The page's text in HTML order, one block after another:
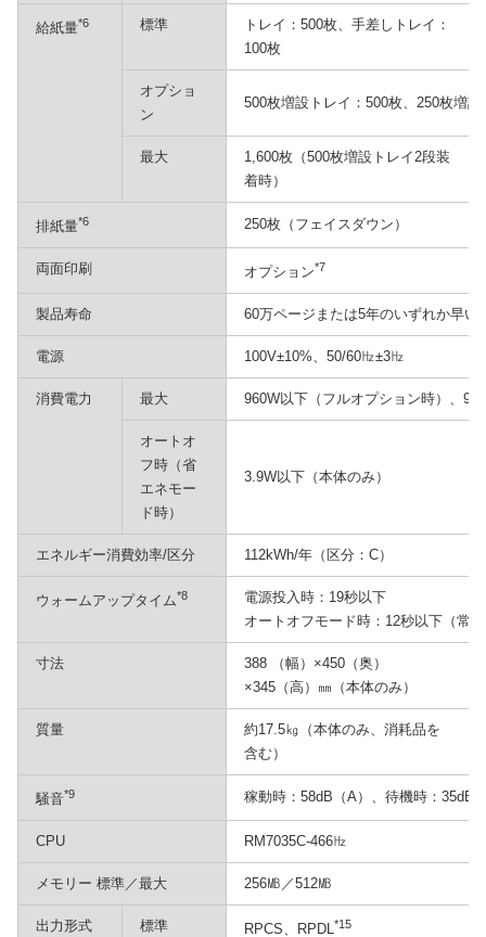
給紙量*6 標準
トレイ：500枚、手差しトレイ：
100枚
オプショ
ン
500枚増設トレイ：500枚、250枚増
最大
1,600枚（500枚増設トレイ2段装
着時）
排紙量*6 250枚（フェイスダウン）
両面印刷 オプション*7
製品寿命 60万ページまたは5年のいずれか早い
電源 100V±10%、50/60㎐±3㎐
消費電力 最大 960W以下（フルオプション時）、
オートオ
フ時（省
エネモー
ド時）
3.9W以下（本体のみ）
エネルギー消費効率/区分 112kWh/年（区分：C）
ウォームアップタイム*8
電源投入時：19秒以下
オートオフモード時：12秒以下（常
寸法
388 （幅）×450（奥）
×345（高）㎜（本体のみ）
質量
約17.5㎏（本体のみ、消耗品を
含む）
騒音*9 稼動時：58dB（A）、待機時：35dB
CPU RM7035C-466㎐
メモリー 標準／最大 256㎆／512㎆
出力形式 標準 RPCS、RPDL*15